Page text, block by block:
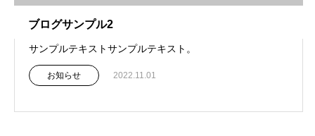
ブログサンプル2
サンプルテキストサンプルテキスト。
お知らせ 2022.11.01